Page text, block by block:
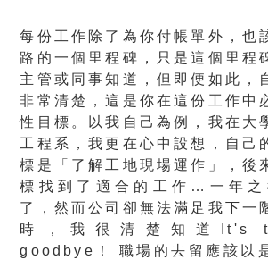
每份工作除了為你付帳單外，也
路的一個里程碑，只是這個里程
主管或同事知道，但即便如此，
非常清楚，這是你在這份工作中
性目標。以我自己為例，我在大
工程系，我更在心中設想，自己
標是「了解工地現場運作」，後
標找到了適合的工作…一年之
了，然而公司卻無法滿足我下一
時，我很清楚知道It's
goodbye！ 職場的去留應該以